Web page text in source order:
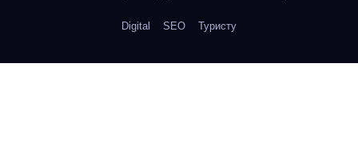
Digital SEO Туристу